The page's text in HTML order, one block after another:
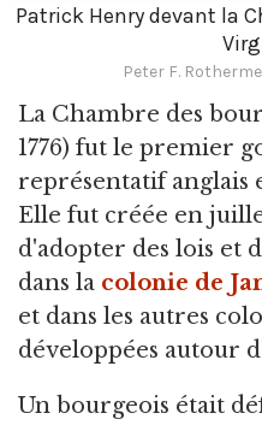
Patrick Henry devant la
Peter F.
La Chambre des
1776) fut le premier
représentatif anglais
Elle fut créée en
d'adopter des lois et
dans la colonie de
et dans les autres
développées autour
Un bourgeois était